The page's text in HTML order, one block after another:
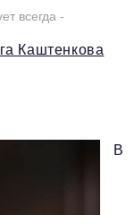
всегда -
Каштенкова
В